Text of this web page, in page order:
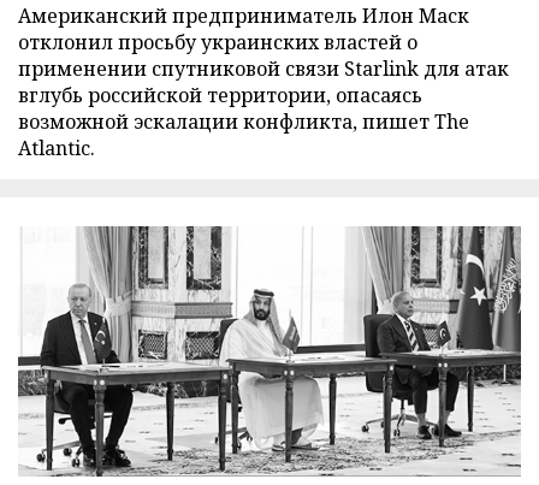
Американский предприниматель Илон Маск
отклонил просьбу украинских властей о
применении спутниковой связи Starlink для атак
вглубь российской территории, опасаясь
возможной эскалации конфликта, пишет The
Atlantic.